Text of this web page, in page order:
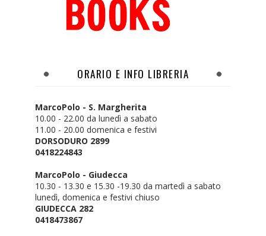
ORARIO E INFO LIBRERIA
MarcoPolo - S. Margherita
10.00 - 22.00 da lunedì a sabato
11.00 - 20.00 domenica e festivi
DORSODURO 2899
0418224843
MarcoPolo - Giudecca
10.30 - 13.30 e 15.30 -19.30 da martedì a sabato
lunedì, domenica e festivi chiuso
GIUDECCA 282
0418473867